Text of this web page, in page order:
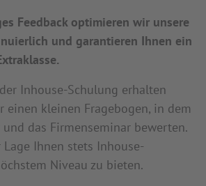
Feedback optimieren wir unsere
und garantieren Ihnen ein
Inhouse-Schulung erhalten
einen kleinen Fragebogen, in dem
und das Firmenseminar bewerten.
Ihnen stets Inhouse-
Niveau zu bieten.